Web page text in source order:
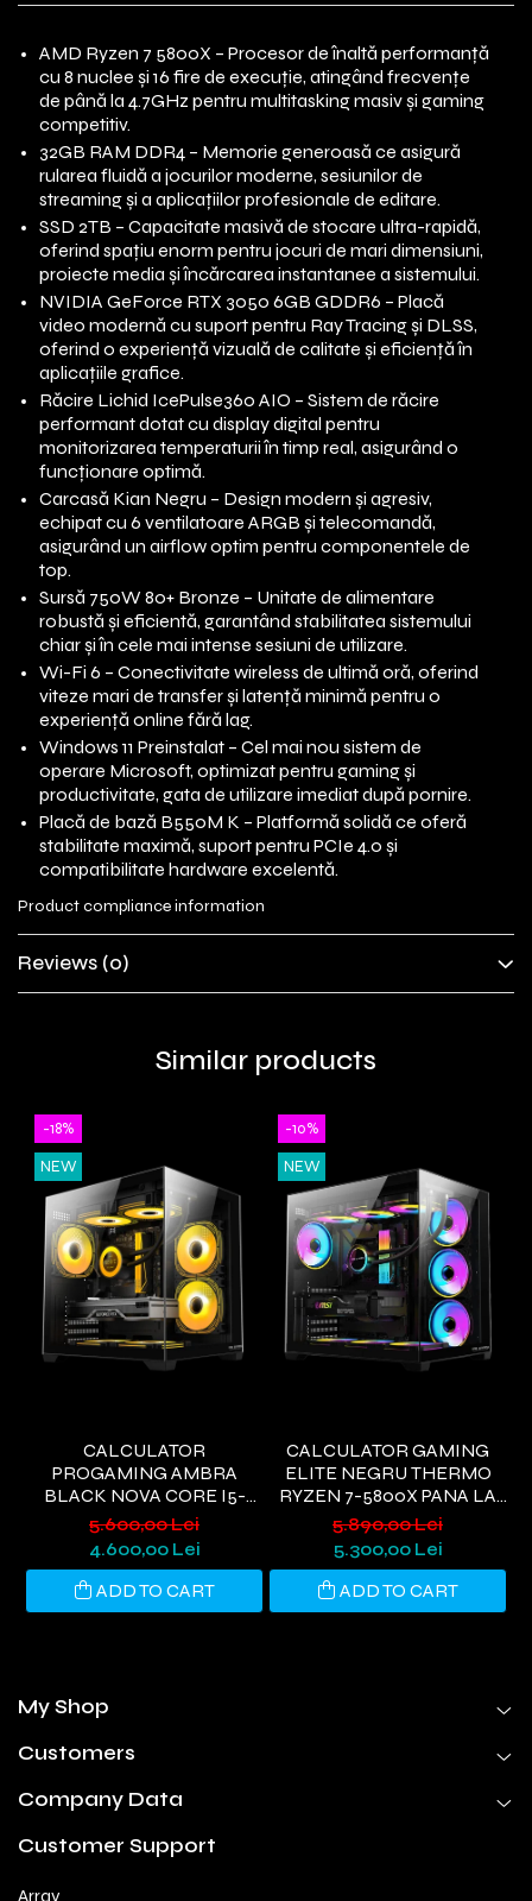
AMD Ryzen 7 5800X – Procesor de înaltă performanță
cu 8 nuclee și 16 fire de execuție, atingând frecvențe
de până la 4.7GHz pentru multitasking masiv și gaming
competitiv.
32GB RAM DDR4 – Memorie generoasă ce asigură
rularea fluidă a jocurilor moderne, sesiunilor de
streaming și a aplicațiilor profesionale de editare.
SSD 2TB – Capacitate masivă de stocare ultra-rapidă,
oferind spațiu enorm pentru jocuri de mari dimensiuni,
proiecte media și încărcarea instantanee a sistemului.
NVIDIA GeForce RTX 3050 6GB GDDR6 – Placă
video modernă cu suport pentru Ray Tracing și DLSS,
oferind o experiență vizuală de calitate și eficiență în
aplicațiile grafice.
Răcire Lichid IcePulse360 AIO – Sistem de răcire
performant dotat cu display digital pentru
monitorizarea temperaturii în timp real, asigurând o
funcționare optimă.
Carcasă Kian Negru – Design modern și agresiv,
echipat cu 6 ventilatoare ARGB și telecomandă,
asigurând un airflow optim pentru componentele de
top.
Sursă 750W 80+ Bronze – Unitate de alimentare
robustă și eficientă, garantând stabilitatea sistemului
chiar și în cele mai intense sesiuni de utilizare.
Wi-Fi 6 – Conectivitate wireless de ultimă oră, oferind
viteze mari de transfer și latență minimă pentru o
experiență online fără lag.
Windows 11 Preinstalat – Cel mai nou sistem de
operare Microsoft, optimizat pentru gaming și
productivitate, gata de utilizare imediat după pornire.
Placă de bază B550M K – Platformă solidă ce oferă
stabilitate maximă, suport pentru PCIe 4.0 și
compatibilitate hardware excelentă.
Product compliance information
Reviews (0)
Similar products
-18%
NEW
CALCULATOR
PROGAMING AMBRA
BLACK NOVA CORE I5-
9400, 32GB DDR4, 1TB SSD,
RTX 3050 6GB, WIFI 6,
WINDOWS 11 HOME
5.600,00 Lei
4.600,00 Lei
ADD TO CART
-10%
NEW
CALCULATOR GAMING
ELITE NEGRU THERMO
RYZEN 7-5800X PANA LA
4.7GHZ, 32GB DDR4, 1TB
SSD, RTX5060 8GB GDDR7,
WINDOWS 11, WI-FI 6
5.890,00 Lei
5.300,00 Lei
ADD TO CART
My Shop
Customers
Company Data
Customer Support
Array